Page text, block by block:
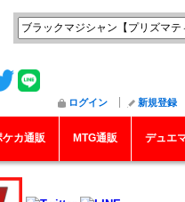
ログイン 新規登録
ケカ通販 MTG通販 デュエ